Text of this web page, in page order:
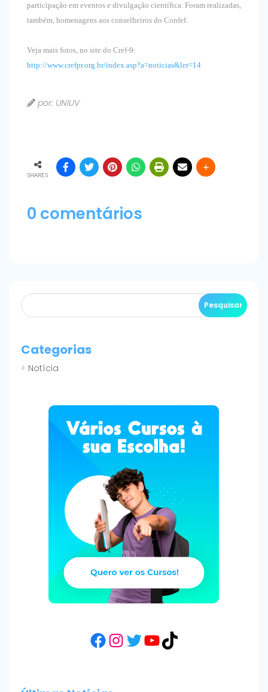
participação em eventos e divulgação científica. Foram realizadas,
também, homenagens aos conselheiros do Confef.
Veja mais fotos, no site do Cref-9:
http://www.crefpr.org.br/index.asp?a=noticias&ler=14
por: UNIUV
SHARES
0 comentários
Categorias
Notícia
Facebook
Instagram
Twitter
YouTube
TikTok